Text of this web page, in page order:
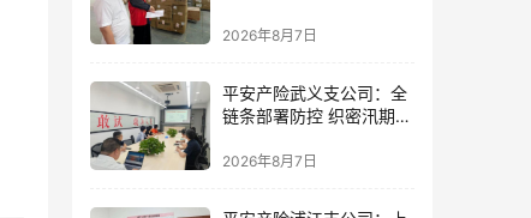
2026年8月7日
平安产险武义支公司：全
链条部署防控 织密汛期安
2026年8月7日